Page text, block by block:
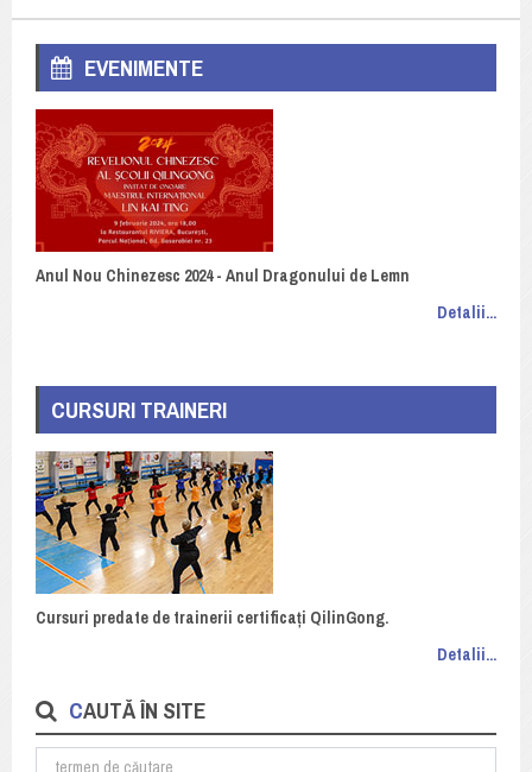
EVENIMENTE
Anul Nou Chinezesc 2024 - Anul Dragonului de Lemn
Detalii...
CURSURI TRAINERI
Cursuri predate de trainerii certificați QilinGong.
Detalii...
CAUTĂ ÎN SITE